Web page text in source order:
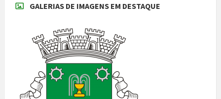
GALERIAS DE IMAGENS EM DESTAQUE